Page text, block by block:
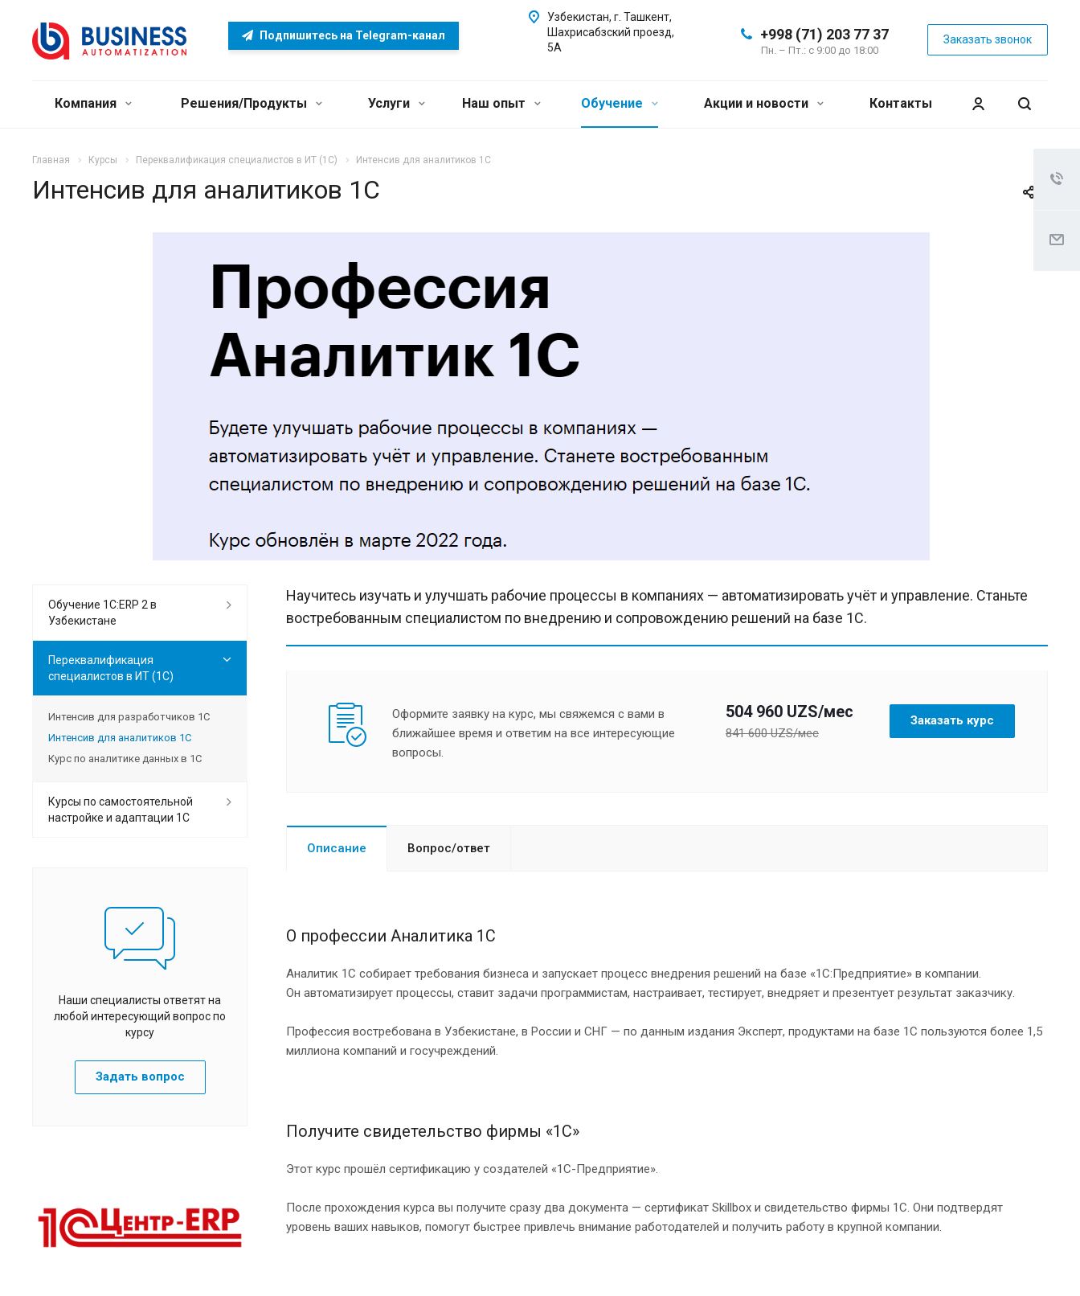
Подпишитесь на Telegram-канал +998 (71) 203 77 37
Пн. – Пт.: с 9:00 до 18:00
Заказать звонок
Узбекистан, г. Ташкент,
Шахрисабзский проезд,
5А
Компания Решения/Продукты Услуги Наш опыт Обучение Акции и новости Контакты
Главная Курсы Переквалификация специалистов в ИТ (1C) Интенсив для аналитиков 1С
Интенсив для аналитиков 1С
Научитесь изучать и улучшать рабочие процессы в компаниях — автоматизировать учёт и управление. Станьте
востребованным специалистом по внедрению и сопровождению решений на базе 1С.
504 960 UZS/мес
841 600 UZS/мес
Оформите заявку на курс, мы свяжемся с вами в
ближайшее время и ответим на все интересующие
вопросы.
Заказать курс
Описание Вопрос/ответ
О профессии Аналитика 1С
Аналитик 1С собирает требования бизнеса и запускает процесс внедрения решений на базе «1С:Предприятие» в компании.
Он автоматизирует процессы, ставит задачи программистам, настраивает, тестирует, внедряет и презентует результат заказчику.
Профессия востребована в Узбекистане, в России и СНГ — по данным издания Эксперт, продуктами на базе 1С пользуются более 1,5
миллиона компаний и госучреждений.
Получите свидетельство фирмы «1С»
Этот курс прошёл сертификацию у создателей «1С-Предприятие».
После прохождения курса вы получите сразу два документа — сертификат Skillbox и свидетельство фирмы 1С. Они подтвердят
уровень ваших навыков, помогут быстрее привлечь внимание работодателей и получить работу в крупной компании.
Обучение 1С:ERP 2 в
Узбекистане
Переквалификация
специалистов в ИТ (1C)
Интенсив для разработчиков 1С
Интенсив для аналитиков 1С
Курс по аналитике данных в 1С
Курсы по самостоятельной
настройке и адаптации 1С
Наши специалисты ответят на
любой интересующий вопрос по
курсу
Задать вопрос